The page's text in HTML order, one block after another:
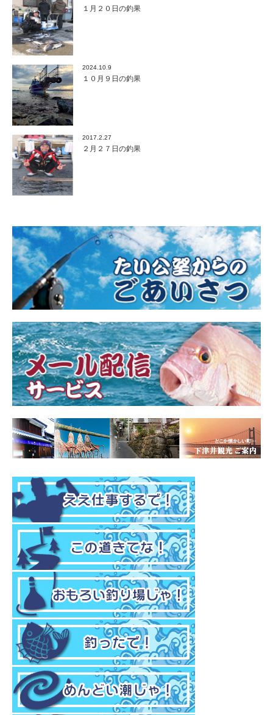
１月２０日の釣果
2024.10.9
１０月９日の釣果
2017.2.27
２月２７日の釣果